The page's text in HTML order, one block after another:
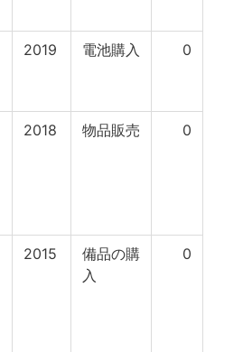
2019 電池購入 0
2018 物品販売 0
2015
備品の購
入
0